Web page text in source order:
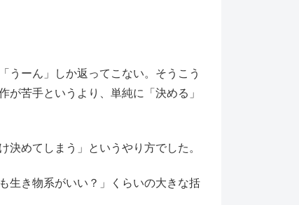
大変だった